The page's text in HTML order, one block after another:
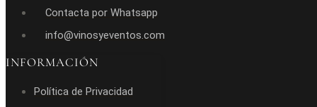
Contacta por Whatsapp
info@vinosyeventos.com
INFORMACIÓN
Política de Privacidad